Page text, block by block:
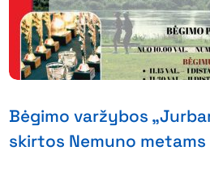
Bėgimo varžybos
skirtos Nemuno